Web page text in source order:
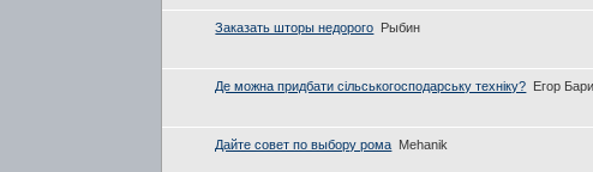
Заказать шторы недорого Рыбин
Де можна придбати сільськогосподарську техніку? Егор
Дайте совет по выбору рома Mehanik